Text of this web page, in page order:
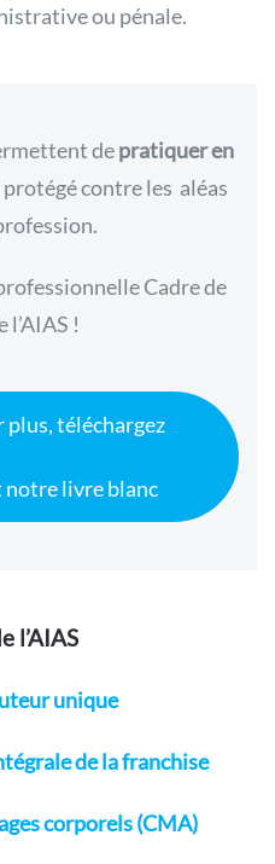
ou pénale.
depratiquer en
contre les aléas
Cadre de
l’AIAS !
plus, téléchargez
livre blanc
l’AIAS
unique
de la franchise
corporels (CMA)